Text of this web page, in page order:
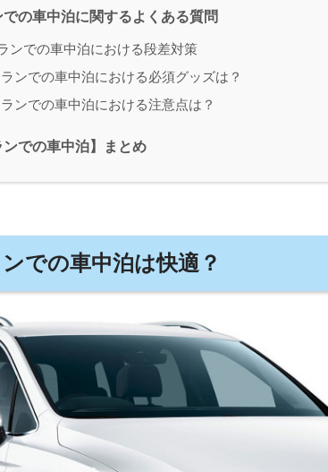
の車中泊に関するよくある質問
ンでの車中泊における段差対策
ンでの車中泊における必須グッズは？
ンでの車中泊における注意点は？
ンでの車中泊】まとめ
での車中泊は快適？